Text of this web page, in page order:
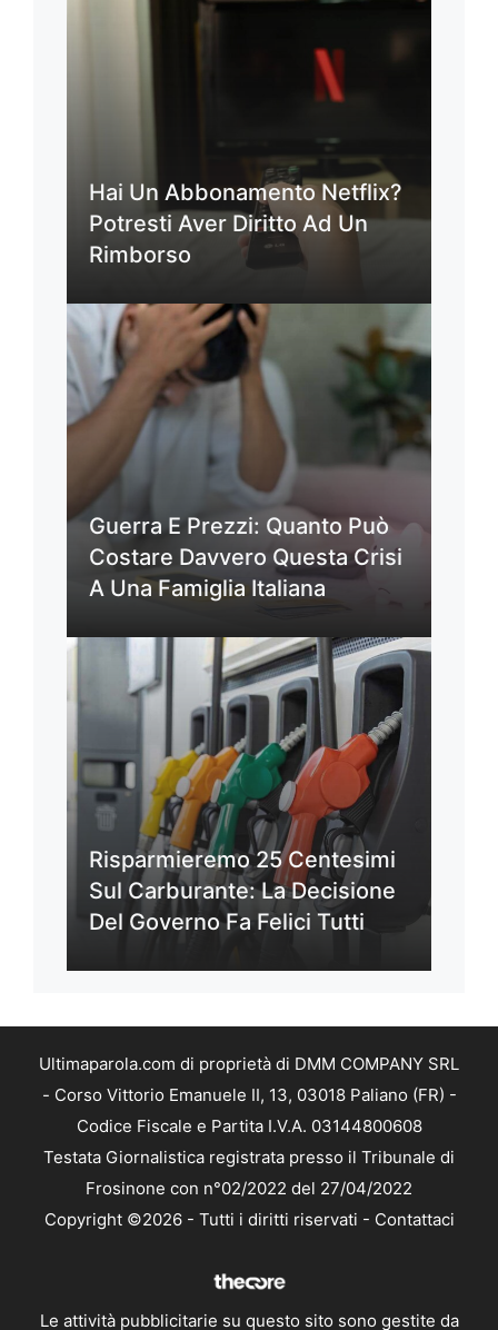
Hai Un Abbonamento Netflix?
Potresti Aver Diritto Ad Un
Rimborso
Guerra E Prezzi: Quanto Può
Costare Davvero Questa Crisi
A Una Famiglia Italiana
Risparmieremo 25 Centesimi
Sul Carburante: La Decisione
Del Governo Fa Felici Tutti
Ultimaparola.com di proprietà di DMM COMPANY SRL
- Corso Vittorio Emanuele II, 13, 03018 Paliano (FR) -
Codice Fiscale e Partita I.V.A. 03144800608
Testata Giornalistica registrata presso il Tribunale di
Frosinone con n°02/2022 del 27/04/2022
Copyright ©2026 - Tutti i diritti riservati - Contattaci
Le attività pubblicitarie su questo sito sono gestite da